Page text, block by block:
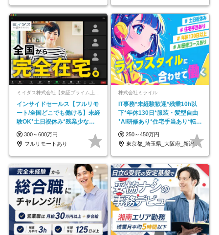
インサイドセールス【フルリモ
ート/全国どこでも働ける】未経
験OK*土日祝休み*残業少なめ*
在宅勤務手当あり
300～600万円
フルリモートあり
株式会社ミライル
IT事務*未経験歓迎*残業10h以
下*年休130日*服装・髪型自由
*AI研修あり*住宅手当あり*転勤
なし
250～450万円
東京都_埼玉県_大阪府_新潟県_福岡県